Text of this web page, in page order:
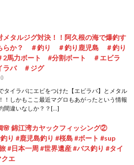
メタルジグ対決！！阿久根の海で爆釣す
らか？ ＃釣り ＃釣り鹿児島 ＃釣り
馬力ボート #分割ボート ＃エビラ
ラバ ＃ジグ
タイラバにエビをつけた【エビラバ】とメタル
！しかもここ最近マグロもあがったという情報
間違いなしか？？[…]
🌸 錦江湾カヤックフィッシング②
り #鹿児島釣り #桜島 #ボート #sup
#日本一周 #世界遺産 #バス釣り #タイ
クエ